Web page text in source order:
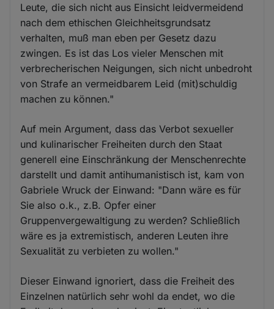
Leute, die sich nicht aus Einsicht leidvermeidend
nach dem ethischen Gleichheitsgrundsatz
verhalten, muß man eben per Gesetz dazu
zwingen. Es ist das Los vieler Menschen mit
verbrecherischen Neigungen, sich nicht unbedroht
von Strafe an vermeidbarem Leid (mit)schuldig
machen zu können."
Auf mein Argument, dass das Verbot sexueller
und kulinarischer Freiheiten durch den Staat
generell eine Einschränkung der Menschenrechte
darstellt und damit antihumanistisch ist, kam von
Gabriele Wruck der Einwand: "Dann wäre es für
Sie also o.k., z.B. Opfer einer
Gruppenvergewaltigung zu werden? Schließlich
wäre es ja extremistisch, anderen Leuten ihre
Sexualität zu verbieten zu wollen."
Dieser Einwand ignoriert, dass die Freiheit des
Einzelnen natürlich sehr wohl da endet, wo die